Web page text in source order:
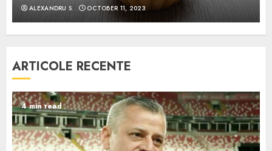
ALEXANDRU S. OCTOBER 11, 2023
ARTICOLE RECENTE
4 min read